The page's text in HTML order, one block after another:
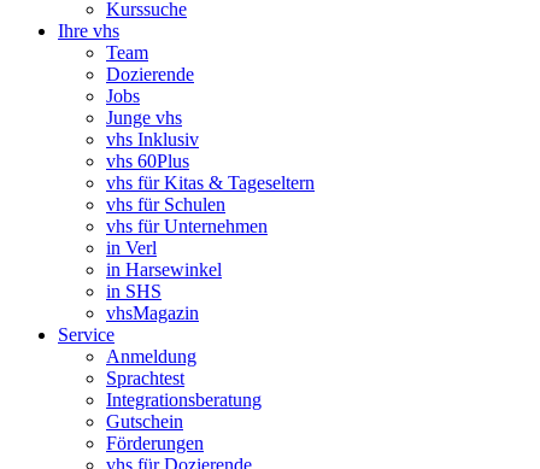
Kurssuche
Ihre vhs
Team
Dozierende
Jobs
Junge vhs
vhs Inklusiv
vhs 60Plus
vhs für Kitas & Tageseltern
vhs für Schulen
vhs für Unternehmen
in Verl
in Harsewinkel
in SHS
vhsMagazin
Service
Anmeldung
Sprachtest
Integrationsberatung
Gutschein
Förderungen
vhs für Dozierende